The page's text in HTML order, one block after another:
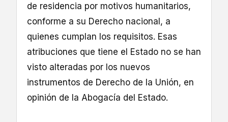
de residencia por motivos humanitarios,
conforme a su Derecho nacional, a
quienes cumplan los requisitos. Esas
atribuciones que tiene el Estado no se han
visto alteradas por los nuevos
instrumentos de Derecho de la Unión, en
opinión de la Abogacía del Estado.